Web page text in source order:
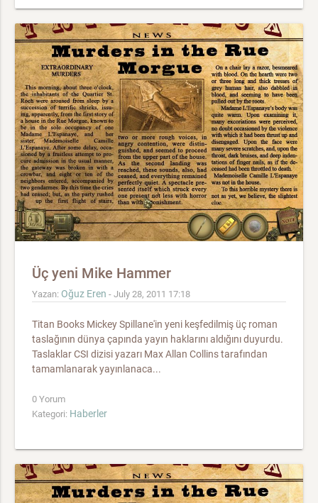
Üç yeni Mike Hammer
Yazan: Oğuz Eren - July 28, 2011 17:18
Titan Books Mickey Spillane'in yeni keşfedilmiş üç roman
taslağının dünya çapında yayın haklarını aldığını duyurdu.
Taslaklar CSI dizisi yazarı Max Allan Collins tarafından
tamamlanarak yayınlanaca...
0 Yorum
Kategori: Haberler